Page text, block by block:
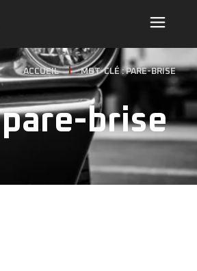
ACCUEIL MOT-CLÉ : PARE-BRISE
pare-brise